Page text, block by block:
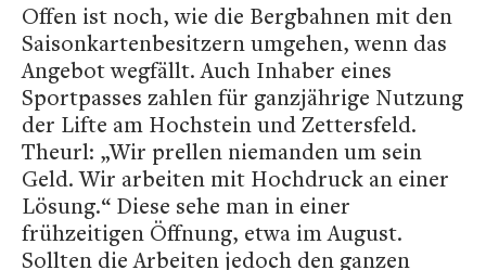
Offen ist noch, wie die Bergbahnen mit den
Saisonkartenbesitzern umgehen, wenn das
Angebot wegfällt. Auch Inhaber eines
Sportpasses zahlen für ganzjährige Nutzung
der Lifte am Hochstein und Zettersfeld.
Theurl: „Wir prellen niemanden um sein
Geld. Wir arbeiten mit Hochdruck an einer
Lösung.“ Diese sehe man in einer
frühzeitigen Öffnung, etwa im August.
Sollten die Arbeiten jedoch den ganzen